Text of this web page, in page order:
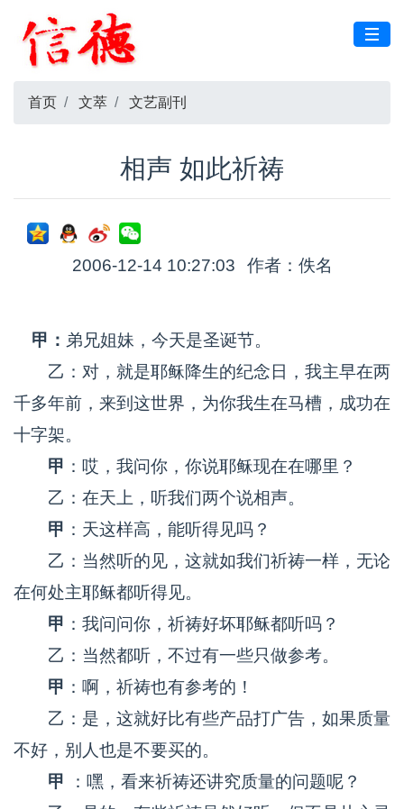
首页 文萃 文艺副刊
相声 如此祈祷
2006-12-14 10:27:03 作者：佚名
甲： 弟兄姐妹，今天是圣诞节。
乙：对，就是耶稣降生的纪念日，我主早在两
千多年前，来到这世界，为你我生在马槽，成功在
十字架。
甲 ：哎，我问你，你说耶稣现在在哪里？
乙：在天上，听我们两个说相声。
甲 ：天这样高，能听得见吗？
乙：当然听的见，这就如我们祈祷一样，无论
在何处主耶稣都听得见。
甲 ：我问问你，祈祷好坏耶稣都听吗？
乙：当然都听，不过有一些只做参考。
甲 ：啊，祈祷也有参考的！
乙：是，这就好比有些产品打广告，如果质量
不好，别人也是不要买的。
甲 ：嘿，看来祈祷还讲究质量的问题呢？